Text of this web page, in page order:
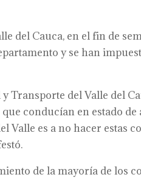
del Cauca, en el fin de
y se han
Transporte del Valle del
conducían en estado
Valle es a no hacer estas
de la mayoría de los